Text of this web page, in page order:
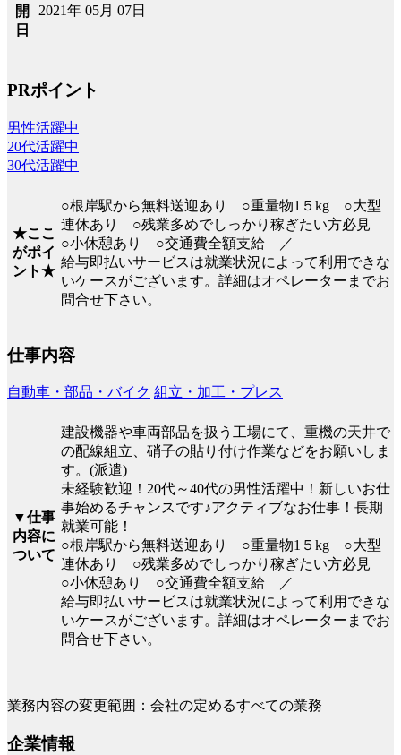
開
日
2021年 05月 07日
PRポイント
男性活躍中
20代活躍中
30代活躍中
★ここ
がポイ
ント★
○根岸駅から無料送迎あり ○重量物1５kg ○大型
連休あり ○残業多めでしっかり稼ぎたい方必見
○小休憩あり ○交通費全額支給 ／
給与即払いサービスは就業状況によって利用できな
いケースがございます。詳細はオペレーターまでお
問合せ下さい。
仕事内容
自動車・部品・バイク 組立・加工・プレス
▼仕事
内容に
ついて
建設機器や車両部品を扱う工場にて、重機の天井で
の配線組立、硝子の貼り付け作業などをお願いしま
す。(派遣)
未経験歓迎！20代～40代の男性活躍中！新しいお仕
事始めるチャンスです♪アクティブなお仕事！長期
就業可能！
○根岸駅から無料送迎あり ○重量物1５kg ○大型
連休あり ○残業多めでしっかり稼ぎたい方必見
○小休憩あり ○交通費全額支給 ／
給与即払いサービスは就業状況によって利用できな
いケースがございます。詳細はオペレーターまでお
問合せ下さい。
業務内容の変更範囲：会社の定めるすべての業務
企業情報